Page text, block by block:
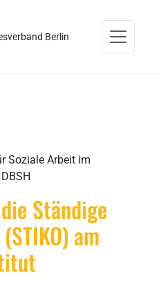
Berlin
Soziale Arbeit im
Ständige
am